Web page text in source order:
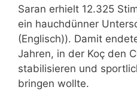
Saran erhielt 12.325
ein hauchdünner
(Englisch)). Damit
Jahren, in der Koç den
stabilisieren und
bringen wollte.